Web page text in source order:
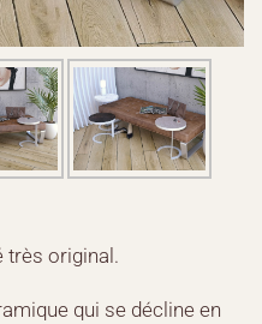
très original.
qui se décline en